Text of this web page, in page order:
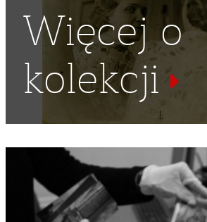
Więcej o
kolekcji